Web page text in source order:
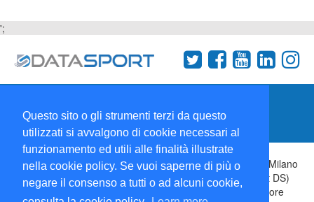
Questo sito o gli strumenti terzi da questo
utilizzati si avvalgono di cookie necessari al
funzionamento ed utili alle finalità illustrate
nella cookie policy. Se vuoi saperne di più o
negare il consenso a tutti o ad alcuni cookie,
';
Collabora con noi
Copyright 1995-2026 © Wise Srl Via Palmanova 8 20132 Milano
Italia - P. IVA 09072090963 | ISSN: 2499-2925 (DataSport DS)
Informazioni e richieste di pubblicità:
| Direttore